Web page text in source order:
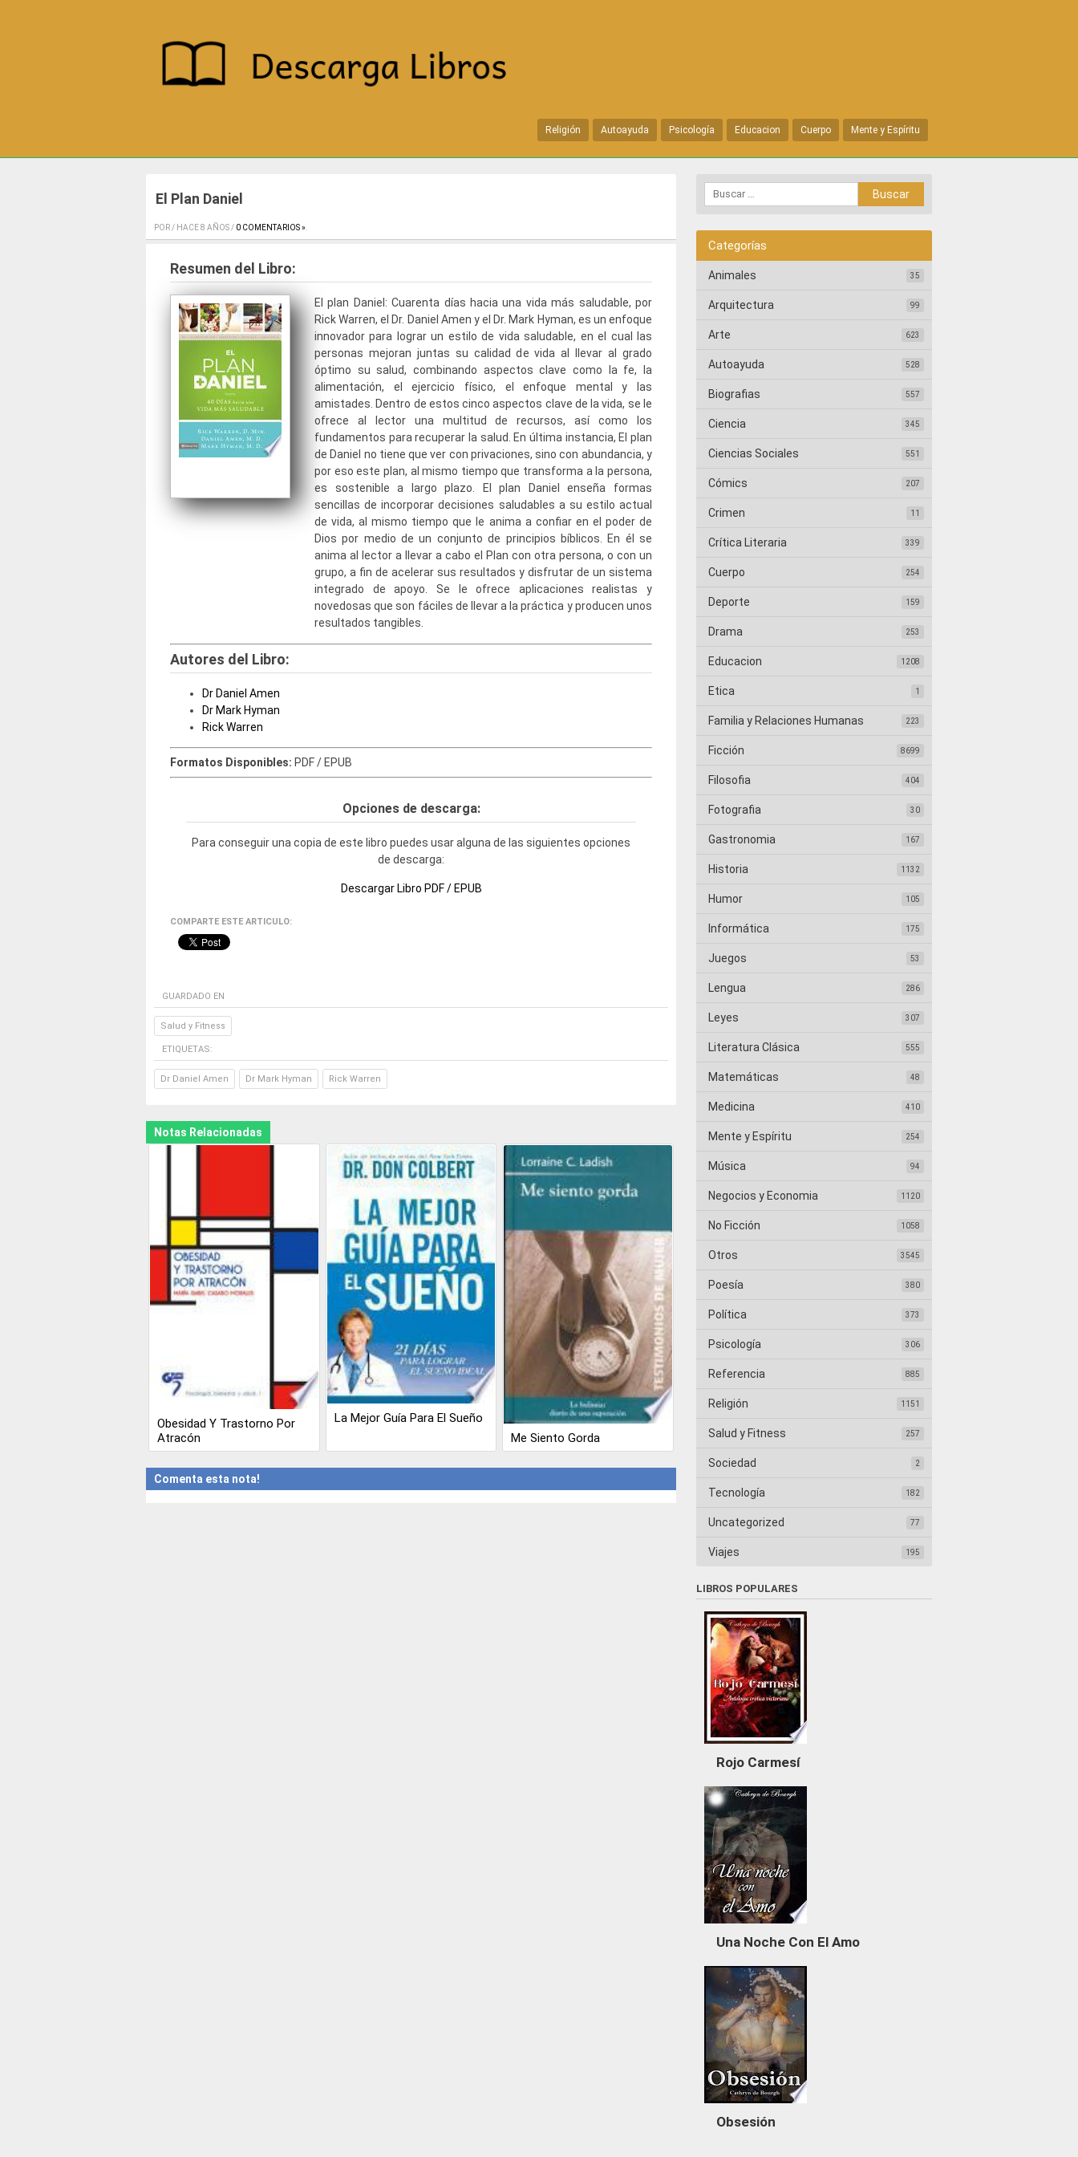
Religión Autoayuda Psicología Educacion Cuerpo Mente y Espíritu
El Plan Daniel
POR / HACE 8 AÑOS / 0 COMENTARIOS »
Resumen del Libro:
El plan Daniel: Cuarenta días hacia una vida más saludable, por
Rick Warren, el Dr. Daniel Amen y el Dr. Mark Hyman, es un enfoque
innovador para lograr un estilo de vida saludable, en el cual las
personas mejoran juntas su calidad de vida al llevar al grado
óptimo su salud, combinando aspectos clave como la fe, la
alimentación, el ejercicio físico, el enfoque mental y las
amistades. Dentro de estos cinco aspectos clave de la vida, se le
ofrece al lector una multitud de recursos, así como los
fundamentos para recuperar la salud. En última instancia, El plan
de Daniel no tiene que ver con privaciones, sino con abundancia, y
por eso este plan, al mismo tiempo que transforma a la persona,
es sostenible a largo plazo. El plan Daniel enseña formas
sencillas de incorporar decisiones saludables a su estilo actual
de vida, al mismo tiempo que le anima a confiar en el poder de
Dios por medio de un conjunto de principios bíblicos. En él se
anima al lector a llevar a cabo el Plan con otra persona, o con un
grupo, a fin de acelerar sus resultados y disfrutar de un sistema
integrado de apoyo. Se le ofrece aplicaciones realistas y
novedosas que son fáciles de llevar a la práctica y producen unos
resultados tangibles.
Autores del Libro:
Dr Daniel Amen
Dr Mark Hyman
Rick Warren
Formatos Disponibles: PDF / EPUB
Opciones de descarga:
Para conseguir una copia de este libro puedes usar alguna de las siguientes opciones
de descarga:
Descargar Libro PDF / EPUB
COMPARTE ESTE ARTICULO:
GUARDADO EN
Salud y Fitness
ETIQUETAS:
Dr Daniel Amen Dr Mark Hyman Rick Warren
Notas Relacionadas
Obesidad Y Trastorno Por
Atracón
La Mejor Guía Para El Sueño
Me Siento Gorda
Comenta esta nota!
Categorías
Animales 35
Arquitectura 99
Arte 623
Autoayuda 528
Biografias 557
Ciencia 345
Ciencias Sociales 551
Cómics 207
Crimen 11
Crítica Literaria 339
Cuerpo 254
Deporte 159
Drama 253
Educacion 1208
Etica 1
Familia y Relaciones Humanas 223
Ficción 8699
Filosofia 404
Fotografia 30
Gastronomia 167
Historia 1132
Humor 105
Informática 175
Juegos 53
Lengua 286
Leyes 307
Literatura Clásica 555
Matemáticas 48
Medicina 410
Mente y Espíritu 254
Música 94
Negocios y Economia 1120
No Ficción 1058
Otros 3545
Poesía 380
Política 373
Psicología 306
Referencia 885
Religión 1151
Salud y Fitness 257
Sociedad 2
Tecnología 182
Uncategorized 77
Viajes 195
LIBROS POPULARES
Rojo Carmesí
Una Noche Con El Amo
Obsesión